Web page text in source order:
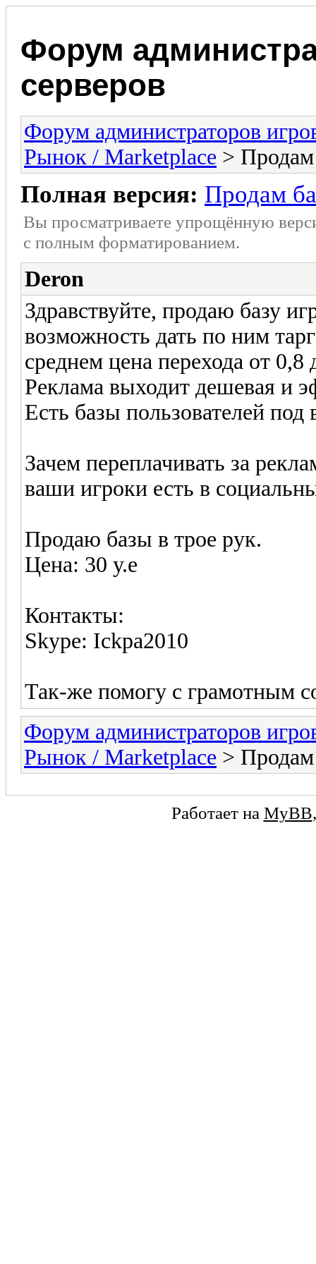
Форум
серверов
Форум администраторов
Рынок / Marketplace > Продам
Полная версия: Продам
Вы просматриваете упрощённую
с полным форматированием.
Deron
Здравствуйте, продаю базу
возможность дать по ним
среднем цена перехода от
Реклама выходит дешевая и
Есть базы пользователей под
Зачем переплачивать за
ваши игроки есть в
Продаю базы в трое рук.
Цена: 30 у.е
Контакты:
Skype: Ickpa2010
Так-же помогу с грамотным
Форум администраторов
Рынок / Marketplace > Продам
Работает на MyBB